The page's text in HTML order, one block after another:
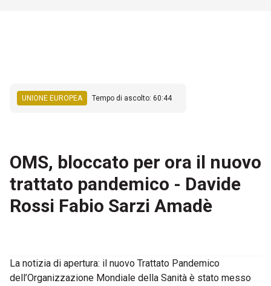
UNIONE EUROPEA Tempo di ascolto: 60:44
OMS, bloccato per ora il nuovo
trattato pandemico - Davide
Rossi Fabio Sarzi Amadè
La notizia di apertura: il nuovo Trattato Pandemico
dell’Organizzazione Mondiale della Sanità è stato messo